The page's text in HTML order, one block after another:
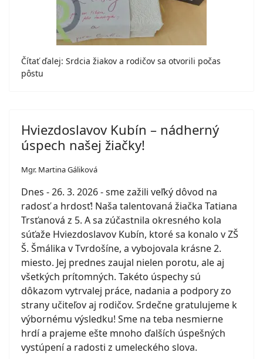
Čítať ďalej: Srdcia žiakov a rodičov sa otvorili počas
pôstu
Hviezdoslavov Kubín – nádherný
úspech našej žiačky!
Mgr. Martina Gáliková
Dnes - 26. 3. 2026 - sme zažili veľký dôvod na
radosť a hrdosť! Naša talentovaná žiačka Tatiana
Trsťanová z 5. A sa zúčastnila okresného kola
súťaže Hviezdoslavov Kubín, ktoré sa konalo v ZŠ
Š. Šmálika v Tvrdošíne, a vybojovala krásne 2.
miesto. Jej prednes zaujal nielen porotu, ale aj
všetkých prítomných. Takéto úspechy sú
dôkazom vytrvalej práce, nadania a podpory zo
strany učiteľov aj rodičov. Srdečne gratulujeme k
výbornému výsledku! Sme na teba nesmierne
hrdí a prajeme ešte mnoho ďalších úspešných
vystúpení a radosti z umeleckého slova.